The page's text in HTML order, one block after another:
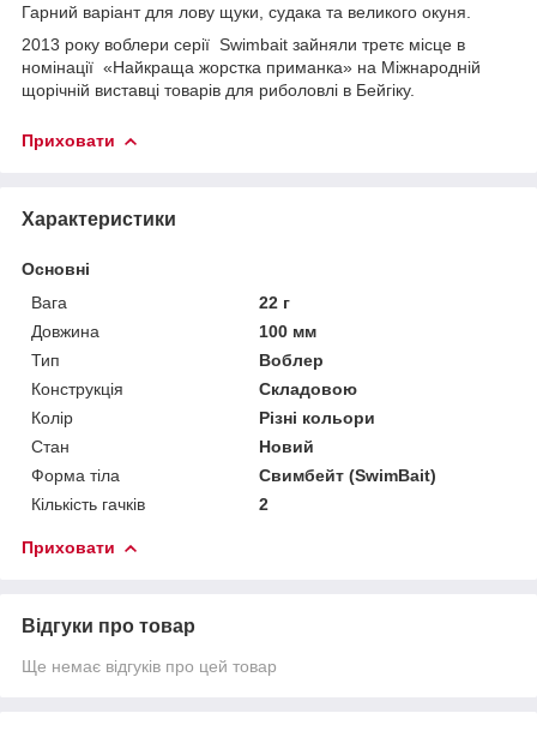
Гарний варіант для лову щуки, судака та великого окуня.
2013 року воблери серії Swimbait зайняли третє місце в
номінації «Найкраща жорстка приманка» на Міжнародній
щорічній виставці товарів для риболовлі в Бейгіку.
Приховати
Характеристики
Основні
Вага
22 г
Довжина
100 мм
Тип
Воблер
Конструкція
Складовою
Колір
Різні кольори
Стан
Новий
Форма тіла
Свимбейт (SwimBait)
Кількість гачків
2
Приховати
Відгуки про товар
Ще немає відгуків про цей товар